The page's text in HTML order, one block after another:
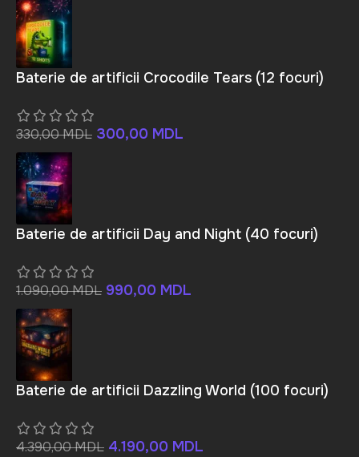
Baterie de artificii Crocodile Tears (12 focuri)
330,00MDL 300,00 MDL
Baterie de artificii Day and Night (40 focuri)
1.090,00MDL 990,00 MDL
Baterie de artificii Dazzling World (100 focuri)
4.390,00MDL 4.190,00 MDL